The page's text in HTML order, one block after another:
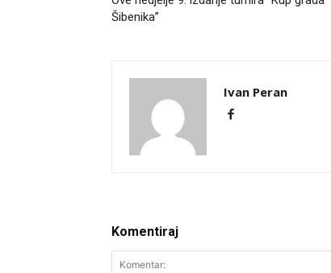
Šibenika”
Ivan Peran
Komentiraj